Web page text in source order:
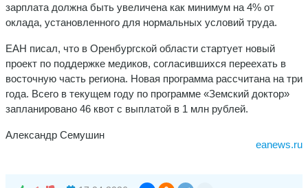
зарплата должна быть увеличена как минимум на 4% от
оклада, установленного для нормальных условий труда.
ЕАН писал, что в Оренбургской области стартует новый
проект по поддержке медиков, согласившихся переехать в
восточную часть региона. Новая программа рассчитана на три
года. Всего в текущем году по программе «Земский доктор»
запланировано 46 квот с выплатой в 1 млн рублей.
Александр Семушин
eanews.ru